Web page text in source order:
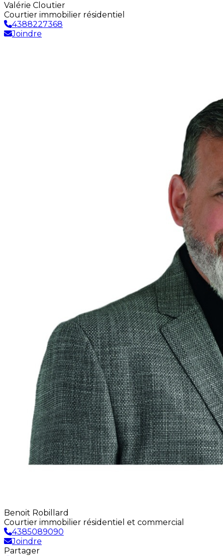
Valérie Cloutier
Courtier immobilier résidentiel
4388227368
Joindre
Benoit Robillard
Courtier immobilier résidentiel et commercial
4385089090
Joindre
Partager